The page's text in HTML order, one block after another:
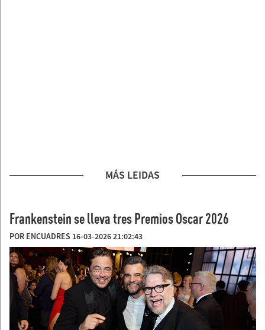
MÁS LEIDAS
Frankenstein se lleva tres Premios Oscar 2026
POR ENCUADRES 16-03-2026 21:02:43